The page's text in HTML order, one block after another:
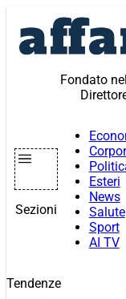
contenuto
Fondato
Sezioni
Esteri
News
Salute
Sport
AI TV
Tendenze